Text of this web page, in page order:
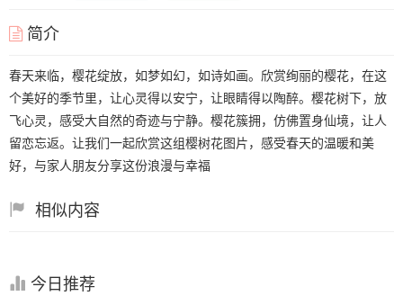
简介
春天来临，樱花绽放，如梦如幻，如诗如画。欣赏绚丽的樱花，在这
个美好的季节里，让心灵得以安宁，让眼睛得以陶醉。樱花树下，放
飞心灵，感受大自然的奇迹与宁静。樱花簇拥，仿佛置身仙境，让人
留恋忘返。让我们一起欣赏这组樱树花图片，感受春天的温暖和美
好，与家人朋友分享这份浪漫与幸福
相似内容
今日推荐